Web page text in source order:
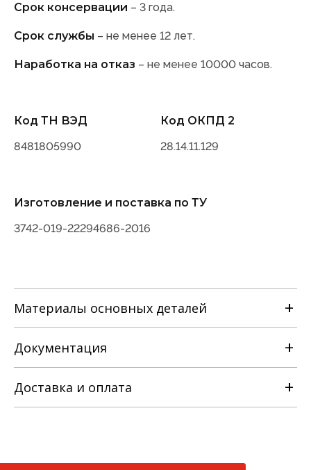
Срок консервации – 3 года.
Срок службы – не менее 12 лет.
Наработка на отказ – не менее 10000 часов.
Код ТН ВЭД
8481805990
Код ОКПД 2
28.14.11.129
Изготовление и поставка по ТУ
3742-019-22294686-2016
Материалы основных деталей
Наименование детали
с
Документация
РЭ на клапан регулирующий
Доставка и оплата